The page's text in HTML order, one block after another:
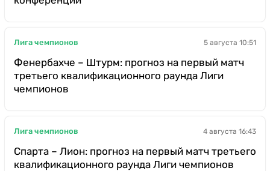
Лига чемпионов 5 августа 10:51
Фенербахче – Штурм: прогноз на первый матч
третьего квалификационного раунда Лиги
чемпионов
Лига чемпионов 4 августа 16:43
Спарта – Лион: прогноз на первый матч третьего
квалификационного раунда Лиги чемпионов